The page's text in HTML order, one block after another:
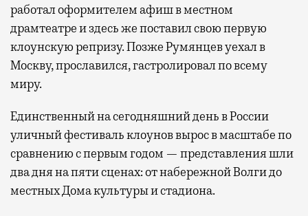
работал оформителем афиш в местном
драмтеатре и здесь же поставил свою первую
клоунскую репризу. Позже Румянцев уехал в
Москву, прославился, гастролировал по всему
миру.
Единственный на сегодняшний день в России
уличный фестиваль клоунов вырос в масштабе по
сравнению с первым годом — представления шли
два дня на пяти сценах: от набережной Волги до
местных Дома культуры и стадиона.